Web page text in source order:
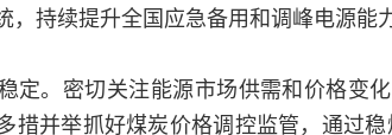
，持续提升全国应急备用和调峰电源能
定。密切关注能源市场供需和价格变
措并举抓好煤炭价格调控监管，通过